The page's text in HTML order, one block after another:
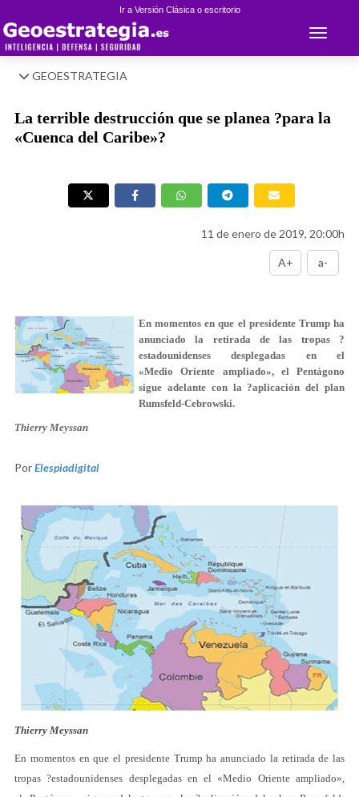
Ir a Versión Clásica o escritorio
Toggle
GEOESTRATEGIA
La terrible destrucción que se planea ?para la
«Cuenca del Caribe»?
11 de enero de 2019, 20:00h
A+ a-
En momentos en que el presidente Trump ha
anunciado la retirada de las tropas ?
estadounidenses desplegadas en el
«Medio Oriente ampliado», el Pentágono
sigue adelante con la ?aplicación del plan
Rumsfeld-Cebrowski.
Thierry Meyssan
PorElespiadigital
Thierry Meyssan
En momentos en que el presidente Trump ha anunciado la retirada de las
tropas ?estadounidenses desplegadas en el «Medio Oriente ampliado»,